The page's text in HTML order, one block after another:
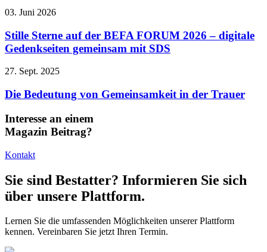
03. Juni 2026
Stille Sterne auf der BEFA FORUM 2026 – digitale
Gedenkseiten gemeinsam mit SDS
27. Sept. 2025
Die Bedeutung von Gemeinsamkeit in der Trauer
Interesse an einem
Magazin Beitrag?
Kontakt
Sie sind Bestatter? Informieren Sie sich
über unsere Plattform.
Lernen Sie die umfassenden Möglichkeiten unserer Plattform
kennen. Vereinbaren Sie jetzt Ihren Termin.